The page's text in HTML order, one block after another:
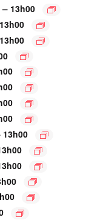
– 13h00
13h00
13h00
13h00